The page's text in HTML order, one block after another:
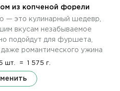
из копченой форели
— это кулинарный шедевр,
вкусам незабываемое
подойдут для фуршета,
даже романтического ужина
шт. = 1 575 г.